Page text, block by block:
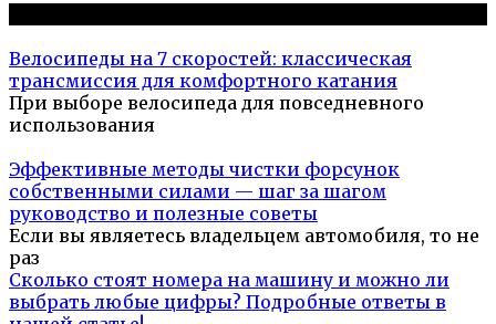
Велосипеды на 7 скоростей: классическая
трансмиссия для комфортного катания
При выборе велосипеда для повседневного
использования
Эффективные методы чистки форсунок
собственными силами — шаг за шагом
руководство и полезные советы
Если вы являетесь владельцем автомобиля, то не
раз
Сколько стоят номера на машину и можно ли
выбрать любые цифры? Подробные ответы в